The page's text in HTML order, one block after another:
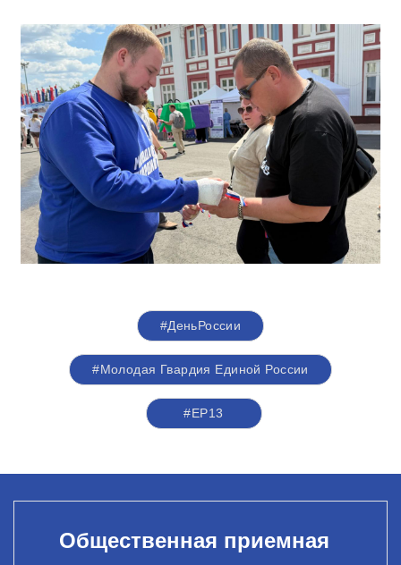
#ДеньРоссии
#Молодая Гвардия Единой России
#EP13
Общественная приемная